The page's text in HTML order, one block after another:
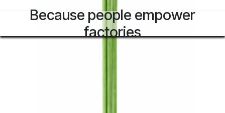
Because people empower
factories